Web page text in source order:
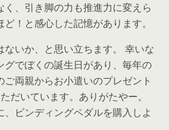
く、引き脚の力も推進力に変えら
！と感心した記憶があります。
ないか、と思い立ちます。 幸いな
グでぼくの誕生日があり、毎年の
ご両親からお小遣いのプレゼント
だいています。ありがたやー。
、ビンディングペダルを購入しよ